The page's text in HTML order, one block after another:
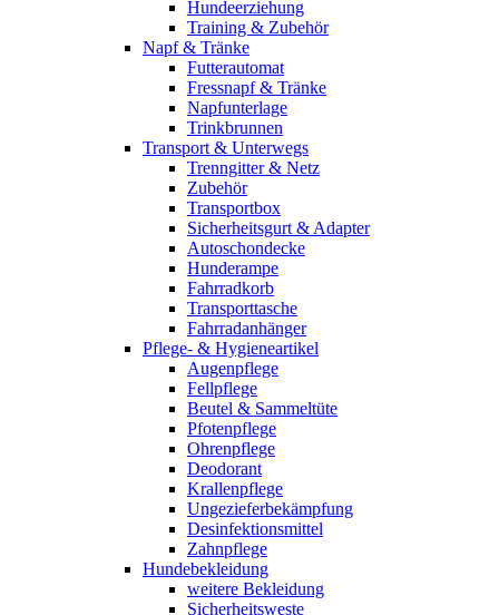
Hundeerziehung
Training & Zubehör
Napf & Tränke
Futterautomat
Fressnapf & Tränke
Napfunterlage
Trinkbrunnen
Transport & Unterwegs
Trenngitter & Netz
Zubehör
Transportbox
Sicherheitsgurt & Adapter
Autoschondecke
Hunderampe
Fahrradkorb
Transporttasche
Fahrradanhänger
Pflege- & Hygieneartikel
Augenpflege
Fellpflege
Beutel & Sammeltüte
Pfotenpflege
Ohrenpflege
Deodorant
Krallenpflege
Ungezieferbekämpfung
Desinfektionsmittel
Zahnpflege
Hundebekleidung
weitere Bekleidung
Sicherheitsweste